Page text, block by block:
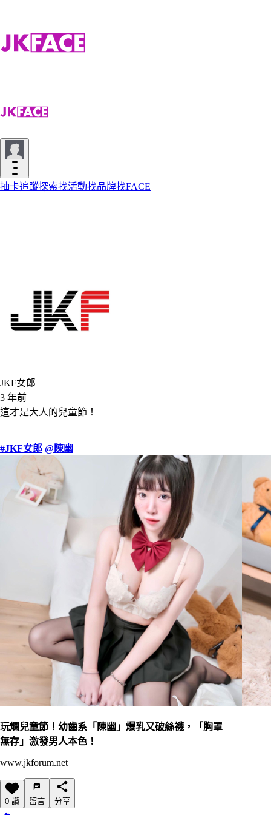
抽卡追蹤探索找活動找品牌找FACE
JKF女郎
3 年前
這才是大人的兒童節！
#JKF女郎 @陳幽
玩爛兒童節！幼齒系「陳幽」爆乳又破絲襪，「胸罩
無存」激發男人本色！
www.jkforum.net
0 讚 留言 分享